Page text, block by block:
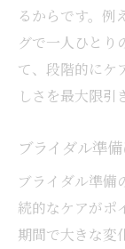
るからです。例
グで一人ひとり
て、段階的にケ
しさを最大限引
ブライダル準
ブライダル準備
続的なケアがポ
期間で大きな変